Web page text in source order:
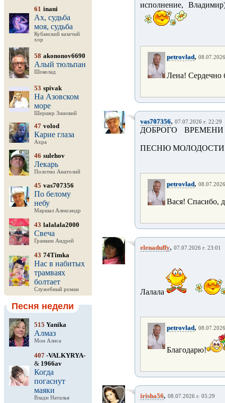
61 inani
Ах, судьба
моя, судьба
Кубанский казачий
хор
58 akononov6690
Алый тюльпан
Шоколад
53 spivak
На Азовском
море
Шершер Зиновий
47 volod
Карие глаза
Ахра
46 sulehov
Лекарь
Полотно Анатолий
45 vas707356
По белому
небу
Маршал Александр
43 lalalala2000
Свеча
Гранкин Андрей
43 74Timka
Нас в набитых
трамваях
болтает
Служебный роман
Песня недели
515 Yanika
Алмаз
Мон Алиса
407 -VALKYRYA-
& 1966av
Когда
погаснут
маяки
Влади Наталья
исполнение,
petrovlad,
Лена! Сердечно
vas707356, 07.07.2026 г. 22:29
ДОБРОГО
ПЕСНЮ МОЛОДОСТИ
petrovlad,
Вася! Спасибо,
elenaduffy, 07.07.2026 г. 23:01
Лалала
petrovlad,
Благодарю!
irisha56, 08.07.2026 г. 05:29